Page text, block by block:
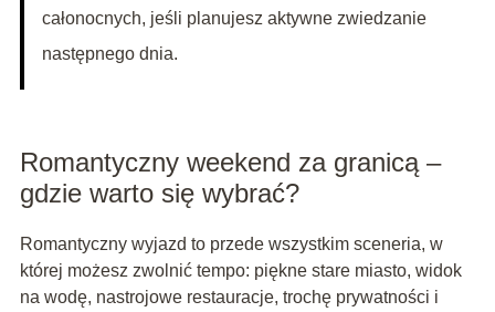
całonocnych, jeśli planujesz aktywne zwiedzanie
następnego dnia.
Romantyczny weekend za granicą –
gdzie warto się wybrać?
Romantyczny wyjazd to przede wszystkim sceneria, w
której możesz zwolnić tempo: piękne stare miasto, widok
na wodę, nastrojowe restauracje, trochę prywatności i